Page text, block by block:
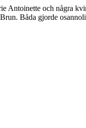
och några
Båda gjorde